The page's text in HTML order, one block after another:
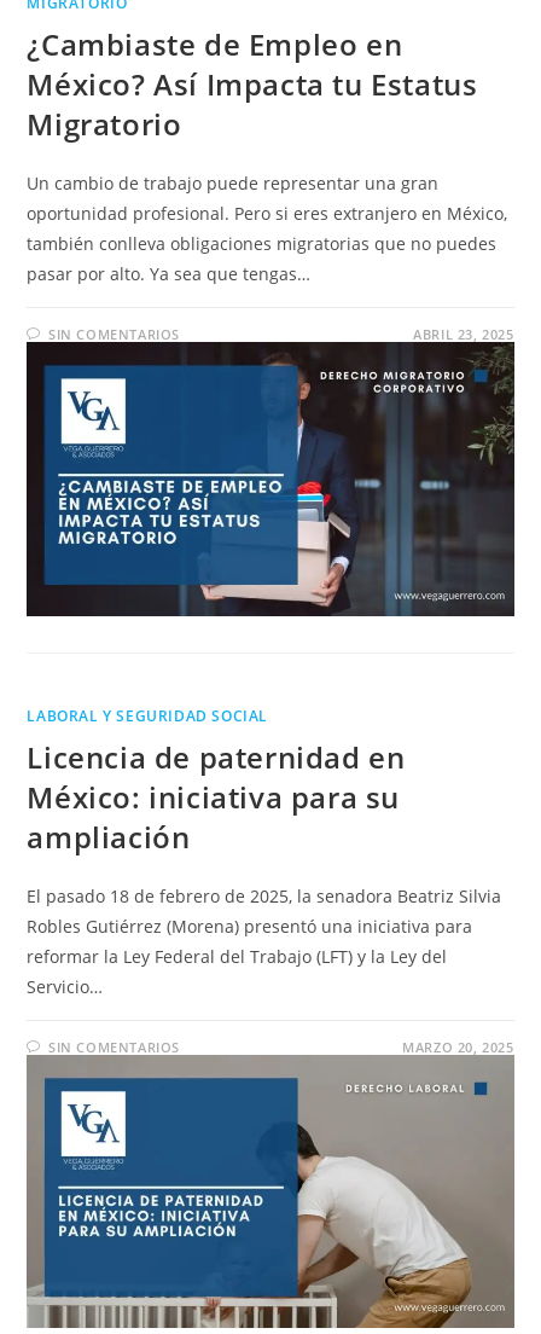
¿Cambiaste de Empleo en
México? Así Impacta tu Estatus
Migratorio
Un cambio de trabajo puede representar una gran
oportunidad profesional. Pero si eres extranjero en México,
también conlleva obligaciones migratorias que no puedes
pasar por alto. Ya sea que tengas…
SIN COMENTARIOS ABRIL 23, 2025
LABORAL Y SEGURIDAD SOCIAL
Licencia de paternidad en
México: iniciativa para su
ampliación
El pasado 18 de febrero de 2025, la senadora Beatriz Silvia
Robles Gutiérrez (Morena) presentó una iniciativa para
reformar la Ley Federal del Trabajo (LFT) y la Ley del
Servicio…
SIN COMENTARIOS MARZO 20, 2025